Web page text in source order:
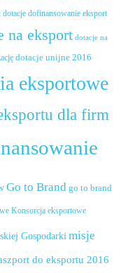
dotacje dofinansowanie eksport
na eksport dotacje na
dotacje unijne 2016
eksportowe
dla firm
Go to Brand go to brand
Konsorcja eksportowe
Gospodarki misje
do eksportu 2016